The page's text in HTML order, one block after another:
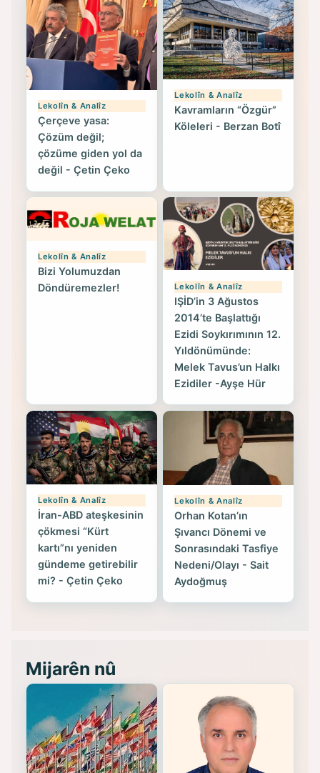
Lekolîn & Analîz
Çerçeve yasa:
Çözüm değil;
çözüme giden yol da
değil - Çetin Çeko
Lekolîn & Analîz
Kavramların “Özgür”
Köleleri - Berzan Botî
Lekolîn & Analîz
Bizi Yolumuzdan
Döndüremezler!
Lekolîn & Analîz
IŞİD’in 3 Ağustos
2014’te Başlattığı
Ezidi Soykırımının 12.
Yıldönümünde:
Melek Tavus’un Halkı
Ezidiler -Ayşe Hür
Lekolîn & Analîz
İran-ABD ateşkesinin
çökmesi “Kürt
kartı”nı yeniden
gündeme getirebilir
mi? - Çetin Çeko
Lekolîn & Analîz
Orhan Kotan’ın
Şıvancı Dönemi ve
Sonrasındaki Tasfiye
Nedeni/Olayı - Sait
Aydoğmuş
Mijarên nû